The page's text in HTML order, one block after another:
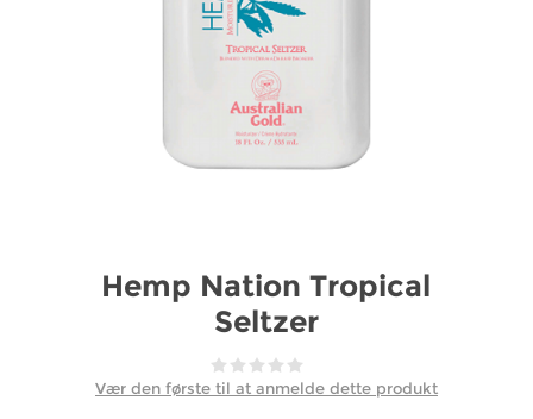
Hemp Nation Tropical
Seltzer
Vær den første til at anmelde dette produkt